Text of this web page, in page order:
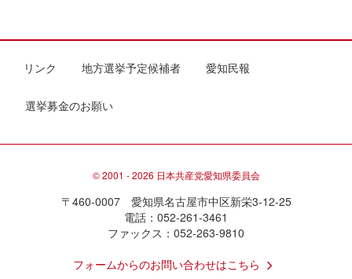
リンク 地方選挙予定候補者 愛知民報
選挙募金のお願い
© 2001 - 2026 日本共産党愛知県委員会
〒460-0007 愛知県名古屋市中区新栄3-12-25
電話：052-261-3461
ファックス：052-263-9810
フォームからのお問い合わせはこちら